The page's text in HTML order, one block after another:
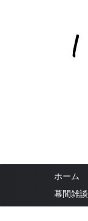
ホーム
幕間雑談